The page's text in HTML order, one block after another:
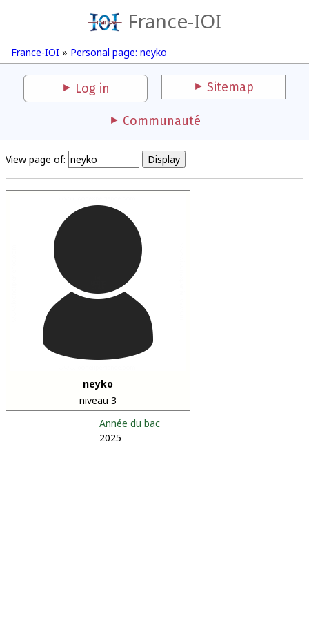
France-IOI
France-IOI » Personal page: neyko
Log in Sitemap
Communauté
View page of:
neyko
niveau 3
Année du bac
2025